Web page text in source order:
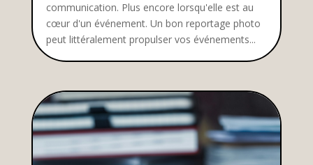
communication. Plus encore lorsqu'elle est au
cœur d'un événement. Un bon reportage photo
peut littéralement propulser vos événements...